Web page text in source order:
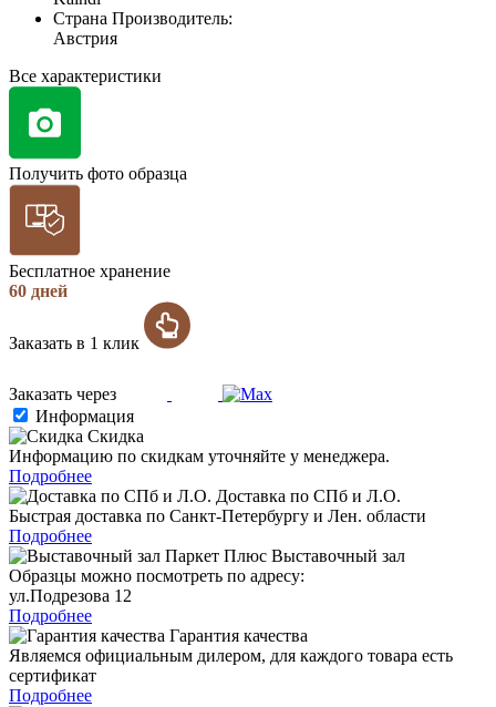
Страна Производитель:
Австрия
Все характеристики
Получить фото образца
Бесплатное хранение
60 дней
Заказать в 1 клик
Заказать через
Информация
Скидка
Информацию по скидкам уточняйте у менеджера.
Подробнее
Доставка по СПб и Л.О.
Быстрая доставка по Санкт-Петербургу и Лен. области
Подробнее
Выставочный зал
Образцы можно посмотреть по адресу:
ул.Подрезова 12
Подробнее
Гарантия качества
Являемся официальным дилером, для каждого товара есть
сертификат
Подробнее